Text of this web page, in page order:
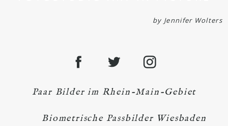
by Jennifer Wolters
Paar Bilder im Rhein-Main-Gebiet
Biometrische Passbilder Wiesbaden